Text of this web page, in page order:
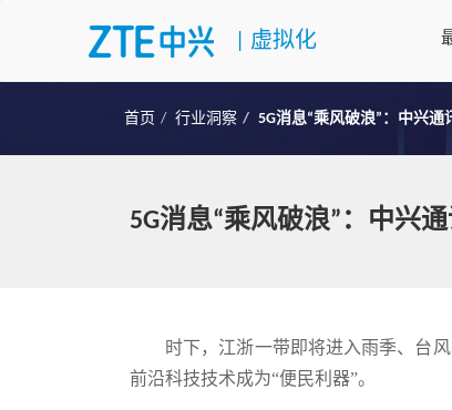
虚拟化
首页 行业洞察 5G消息“乘风破浪”：中兴
5G消息“乘风破浪”：中兴
时下，江浙一带即将进入雨季、台
前沿科技技术成为“便民利器”。